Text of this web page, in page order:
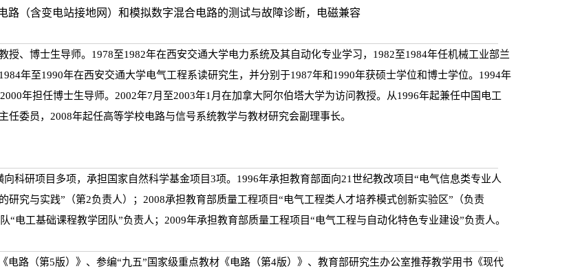
路（含变电站接地网）和模拟数字混合电路的测试与故障诊断，电磁兼容
授、博士生导师。1978至1982年在西安交通大学电力系统及其自动化专业学习，1982至1984年任机械工业部兰
年至1990年在西安交通大学电气工程系读研究生，并分别于1987年和1990年获硕士学位和博士学位。1994年
年担任博士生导师。2002年7月至2003年1月在加拿大阿尔伯塔大学为访问教授。从1996年起兼任中国电工
任委员，2008年起任高等学校电路与信号系统教学与教材研究会副理事长。
科研项目多项，承担国家自然科学基金项目3项。1996年承担教育部面向21世纪教改项目“电气信息类专业人
研究与实践”（第2负责人）；2008承担教育部质量工程项目“电气工程类人才培养模式创新实验区”（负责
“电工基础课程教学团队”负责人；2009年承担教育部质量工程项目“电气工程与自动化特色专业建设”负责人。
电路（第5版）》、参编“九五”国家级重点教材《电路（第4版）》、教育部研究生办公室推荐教学用书《现代